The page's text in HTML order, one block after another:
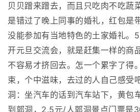
贝贝蹭来蹭去，而且只吃肉不吃蔬
是错过了晚上同事的婚礼，红包是
没能参加有当地特色的土家婚礼。
开元旦交流会，就是赶集一样的商
不容易才挤回去。怎一个累字了得
束，个中滋味，去过的人自己感受
洞：坐汽车的话到汽车站下，黄包
到郭洞，2.5元/人郭洞景点门票是